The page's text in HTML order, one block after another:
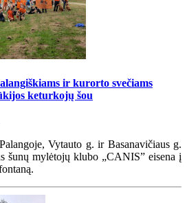
ir kurorto svečiams
keturkojų šou
Vytauto g. ir Basanavičiaus g.
šunų mylėtojų klubo „CANIS” eisena į